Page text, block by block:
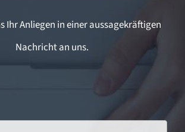
Ihr Anliegen in einer aussagekräftigen
Nachricht an uns.